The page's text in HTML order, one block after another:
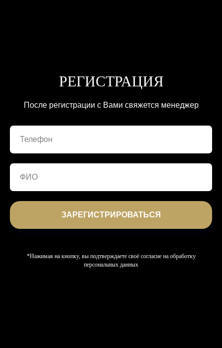
РЕГИСТРАЦИЯ
После регистрации с Вами свяжется менеджер
ЗАРЕГИСТРИРОВАТЬСЯ
*Нажимая на кнопку, вы подтверждаете своё согласие на обработку
персональных данных